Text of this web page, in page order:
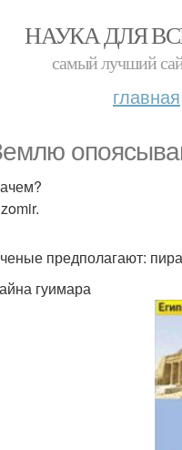
НАУКА ДЛЯ
самый лучший
главная
предполагают:
гуимара